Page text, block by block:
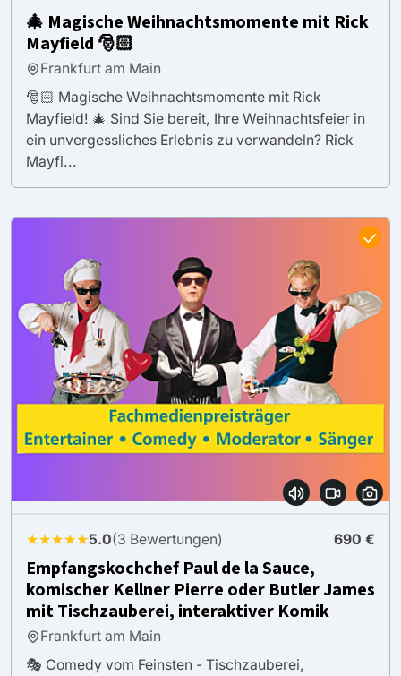
🎄 Magische Weihnachtsmomente mit Rick
Mayfield 🎅🏻
Frankfurt am Main
🎅🏻 Magische Weihnachtsmomente mit Rick
Mayfield! 🎄 Sind Sie bereit, Ihre Weihnachtsfeier in
ein unvergessliches Erlebnis zu verwandeln? Rick
Mayfi...
★★★★★5.0(3 Bewertungen) 690 €
Empfangskochchef Paul de la Sauce,
komischer Kellner Pierre oder Butler James
mit Tischzauberei, interaktiver Komik
Frankfurt am Main
🎭 Comedy vom Feinsten - Tischzauberei,